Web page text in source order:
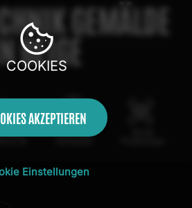
GEMÄLDE
IN BEIGE
COOKIES
AKZEPTIEREN
Einstellungen